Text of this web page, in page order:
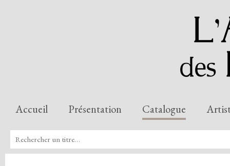
Accueil Présentation Catalogue